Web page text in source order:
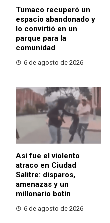
Tumaco recuperó un
espacio abandonado y
lo convirtió en un
parque para la
comunidad
6 de agosto de 2026
Así fue el violento
atraco en Ciudad
Salitre: disparos,
amenazas y un
millonario botín
6 de agosto de 2026